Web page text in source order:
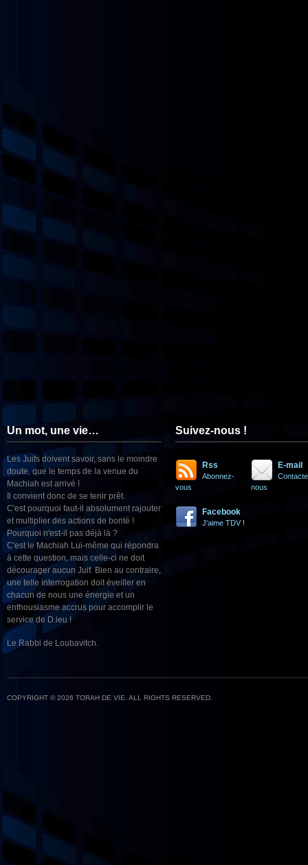
Un mot, une vie…
Les Juifs doivent savoir, sans le moindre
doute, que le temps de la venue du
Machiah est arrivé !
Il convient donc de se tenir prêt.
C'est pourquoi faut-il absolument rajouter
et multiplier des actions de bonté !
Pourquoi n'est-il pas déjà là ?
C'est le Machiah Lui-même qui répondra
à cette question, mais celle-ci ne doit
décourager aucun Juif. Bien au contraire,
une telle interrogation doit éveiller en
chacun de nous une énergie et un
enthousiasme accrus pour accomplir le
service de D.ieu !
Le Rabbi de Loubavitch.
Suivez-nous !
Rss
Abonnez-
vous
E-mail
nous
Facebook
J'aime TDV !
COPYRIGHT © 2026 TORAH DE VIE. ALL RIGHTS RESERVED.